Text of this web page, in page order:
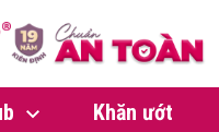
Khăn ướt